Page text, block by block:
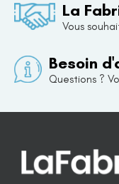
La
Vous
Besoin
Questions ?